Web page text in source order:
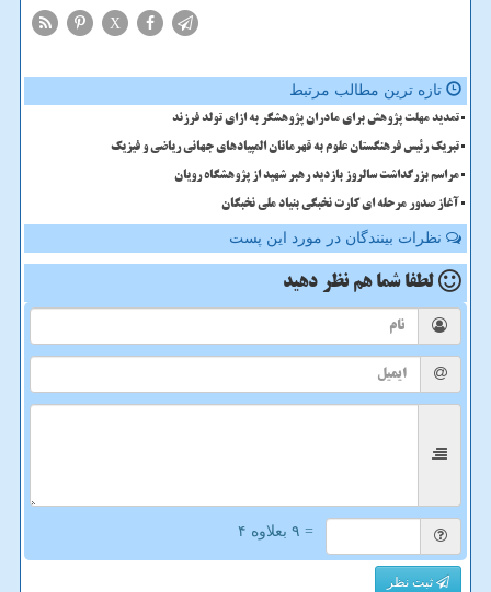
X
تازه ترین مطالب مرتبط
تمدید مهلت پژوهش برای مادران پژوهشگر به ازای تولد فرزند
تبریک رئیس فرهنگستان علوم به قهرمانان المپیادهای جهانی ریاضی و فیزیک
مراسم بزرگداشت سالروز بازدید رهبر شهید از پژوهشگاه رویان
آغاز صدور مرحله ای کارت نخبگی بنیاد ملی نخبگان
نظرات بینندگان در مورد این پست
لطفا شما هم نظر دهید
= ۹ بعلاوه ۴
ثبت نظر